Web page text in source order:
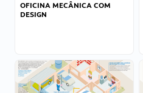
OFICINA MECÂNICA COM
DESIGN